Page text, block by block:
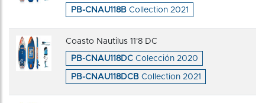
PB-CNAU118B Collection 2021
Coasto Nautilus 11'8 DC
PB-CNAU118DC Colección 2020
PB-CNAU118DCB Collection 2021